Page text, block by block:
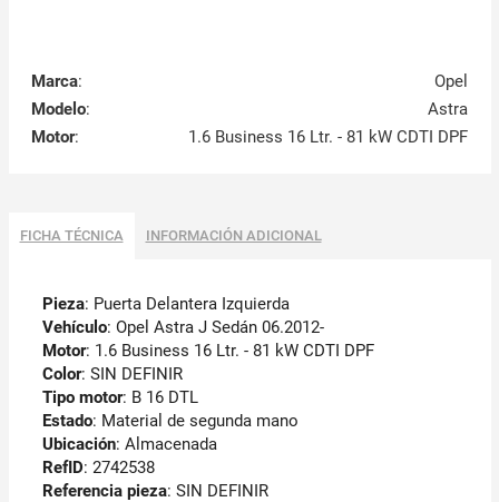
Marca:
Opel
Modelo:
Astra
Motor: 1.6 Business 16 Ltr. - 81 kW CDTI DPF
FICHA TÉCNICA INFORMACIÓN ADICIONAL
Pieza: Puerta Delantera Izquierda
Vehículo: Opel Astra J Sedán 06.2012-
Motor: 1.6 Business 16 Ltr. - 81 kW CDTI DPF
Color: SIN DEFINIR
Tipo motor: B 16 DTL
Estado: Material de segunda mano
Ubicación: Almacenada
RefID: 2742538
Referencia pieza: SIN DEFINIR